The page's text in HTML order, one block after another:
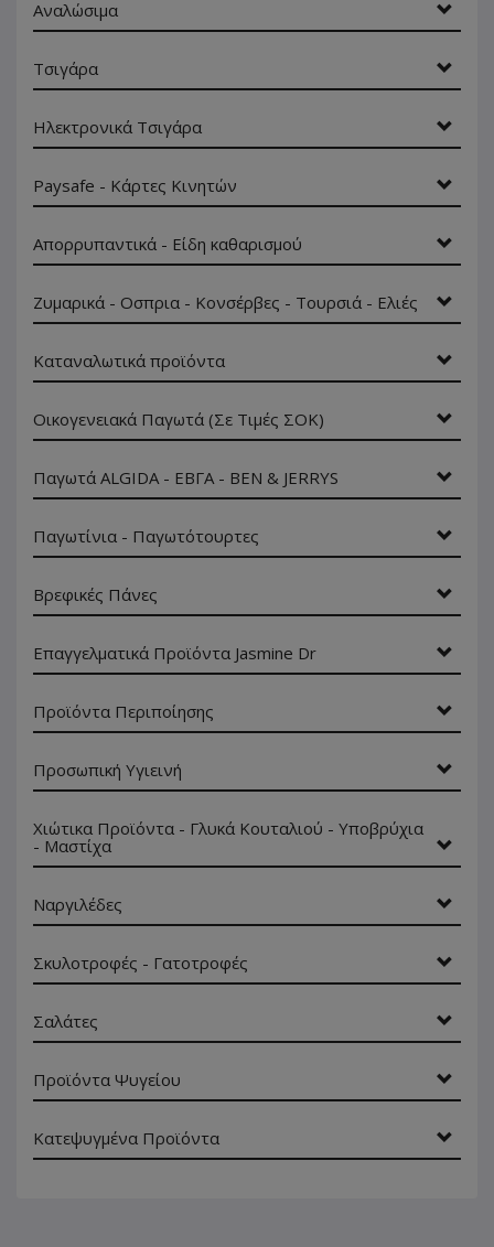
Αναλώσιμα
Τσιγάρα
Ηλεκτρονικά Τσιγάρα
Paysafe - Κάρτες Κινητών
Απορρυπαντικά - Είδη καθαρισμού
Ζυμαρικά - Οσπρια - Κονσέρβες - Τουρσιά - Ελιές
Καταναλωτικά προϊόντα
Οικογενειακά Παγωτά (Σε Τιμές ΣΟΚ)
Παγωτά ALGIDA - ΕΒΓΑ - BEN & JERRYS
Παγωτίνια - Παγωτότουρτες
Βρεφικές Πάνες
Επαγγελματικά Προϊόντα Jasmine Dr
Προϊόντα Περιποίησης
Προσωπική Υγιεινή
Χιώτικα Προϊόντα - Γλυκά Κουταλιού - Υποβρύχια
- Μαστίχα
Ναργιλέδες
Σκυλοτροφές - Γατοτροφές
Σαλάτες
Προϊόντα Ψυγείου
Κατεψυγμένα Προϊόντα